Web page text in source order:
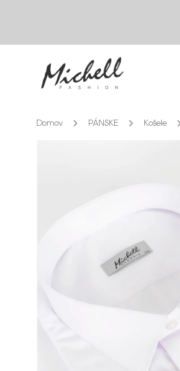
Domov / PÁNSKE / Košele /